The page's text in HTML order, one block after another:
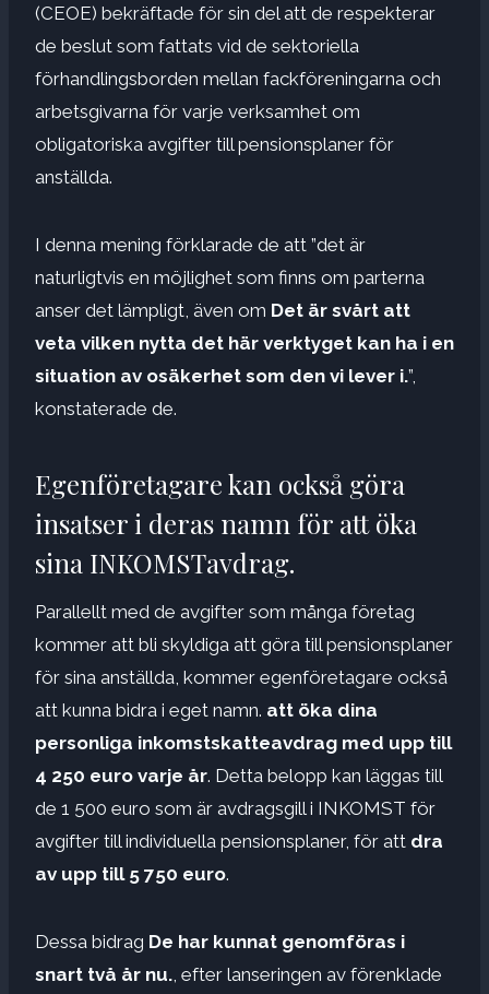
(CEOE) bekräftade för sin del att de respekterar
de beslut som fattats vid de sektoriella
förhandlingsborden mellan fackföreningarna och
arbetsgivarna för varje verksamhet om
obligatoriska avgifter till pensionsplaner för
anställda.
I denna mening förklarade de att ”det är
naturligtvis en möjlighet som finns om parterna
anser det lämpligt, även om Det är svårt att
veta vilken nytta det här verktyget kan ha i en
situation av osäkerhet som den vi lever i.”,
konstaterade de.
Egenföretagare kan också göra
insatser i deras namn för att öka
sina INKOMSTavdrag.
Parallellt med de avgifter som många företag
kommer att bli skyldiga att göra till pensionsplaner
för sina anställda, kommer egenföretagare också
att kunna bidra i eget namn. att öka dina
personliga inkomstskatteavdrag med upp till
4 250 euro varje år. Detta belopp kan läggas till
de 1 500 euro som är avdragsgill i INKOMST för
avgifter till individuella pensionsplaner, för att dra
av upp till 5 750 euro.
Dessa bidrag De har kunnat genomföras i
snart två år nu. , efter lanseringen av förenklade